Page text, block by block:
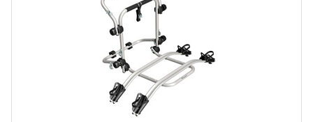
kompatibel mit Elektrofahrrädern
Aluminiumkonstruktion